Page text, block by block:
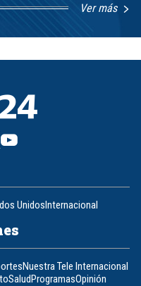
Ver más
UnidosInternacional
Nuestra Tele Internacional
SaludProgramasOpinión